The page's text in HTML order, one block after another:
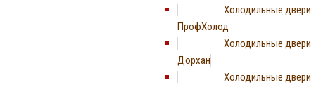
Холодильные двери
ПрофХолод
Холодильные двери
Дорхан
Холодильные двери